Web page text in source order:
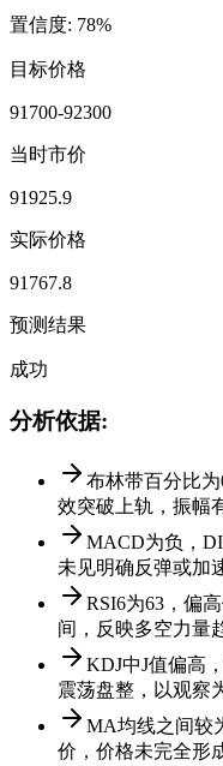
置信度: 78%
目标价格
91700-92300
当时市价
91925.9
实际价格
91767.8
预测结果
成功
分析依据:
布林带百分比
效突破上轨，振幅
MACD为负，
未见明确反弹或加
RSI6为63，偏
间，反映多空力量
KDJ中J值偏高
震荡盘整，以观察
MA均线之间较
价，价格未完全形